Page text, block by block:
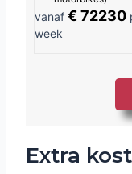
vanaf€ 72230
week
Extra